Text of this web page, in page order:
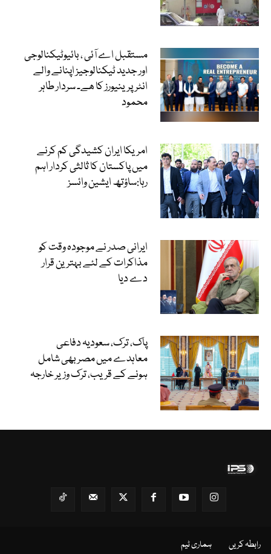
مستقبل اے آئی ، بائیوٹیکنالوجی
اور جدید ٹیکنالوجیز اپنانے والے
انٹرپرینیورز کا ھے۔ سردار طاہر
محمود
امریکا ایران کشیدگی کم کرنے
میں پاکستان کا ثالثی کردار اہم
رہا:ساؤتھ ایشین وائسز
ایرانی صدر نے موجودہ وقت کو
مذاکرات کے لئے بہترین قرار
دے دیا
پاک، ترک، سعودیہ دفاعی
معاہدے میں مصر بھی شامل
ہونے کے قریب، ترک وزیر خارجہ
رابطہ کریں ہماری ٹیم